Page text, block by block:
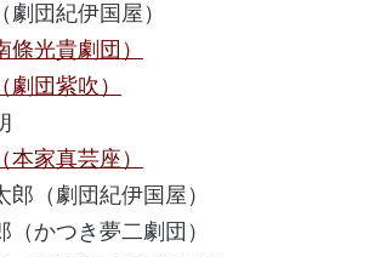
団紀伊国屋）
光貴劇団）
団紫吹）
本家真芸座）
郎（劇団紀伊国屋）
（かつき夢二劇団）